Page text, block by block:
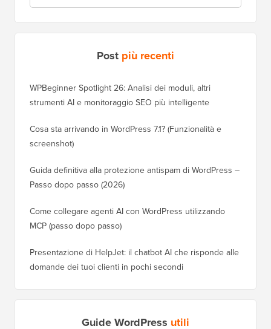
Post più recenti
WPBeginner Spotlight 26: Analisi dei moduli, altri
strumenti AI e monitoraggio SEO più intelligente
Cosa sta arrivando in WordPress 7.1? (Funzionalità e
screenshot)
Guida definitiva alla protezione antispam di WordPress –
Passo dopo passo (2026)
Come collegare agenti AI con WordPress utilizzando
MCP (passo dopo passo)
Presentazione di HelpJet: il chatbot AI che risponde alle
domande dei tuoi clienti in pochi secondi
Guide WordPress utili